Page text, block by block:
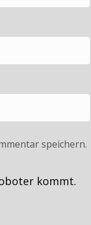
speichern.
kommt.